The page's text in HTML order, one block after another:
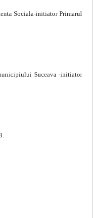
Sociala-initiator Primarul
Suceava -initiator